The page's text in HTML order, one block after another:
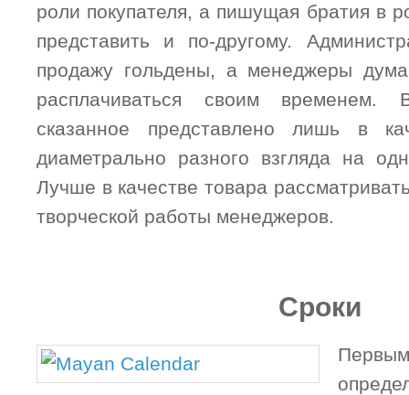
роли покупателя, а пишущая братия в
представить и по-другому.
продажу гольдены, а менеджеры
расплачиваться своим временем.
сказанное представлено лишь в
диаметрально разного взгляда на
Лучше в качестве товара
творческой работы менеджеров.
Сроки